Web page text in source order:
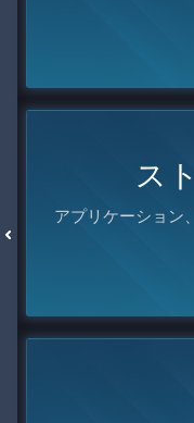
ス
アプリケーション